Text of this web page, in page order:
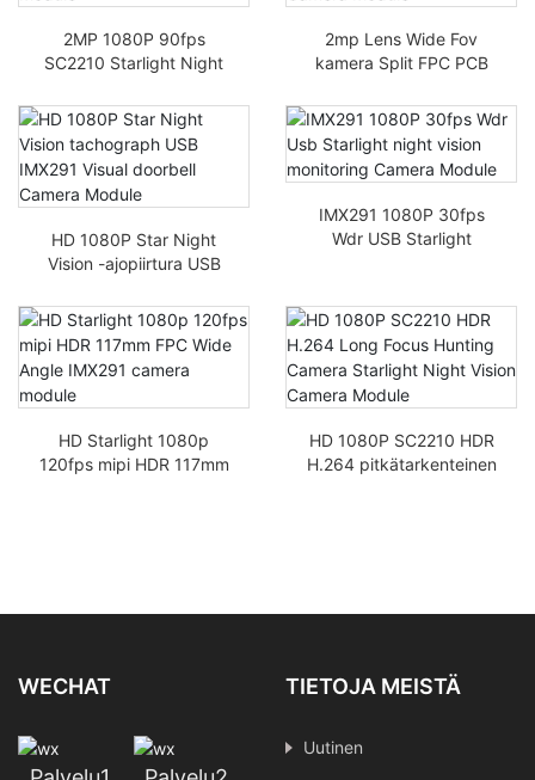
2MP 1080P 90fps
SC2210 Starlight Night
Valvontakameramoduuli
2mp Lens Wide Fov
kamera Split FPC PCB
Starlight Camera
Module
HD 1080P Star Night
Vision -ajopiirtura USB
ovikellokameramoduuli
IMX291 1080P 30fps
Wdr USB Starlight
HD Starlight 1080p
120fps mipi HDR 117mm
HD 1080P SC2210 HDR
H.264 pitkätarkenteinen
WECHAT TIETOJA MEISTÄ
Uutinen